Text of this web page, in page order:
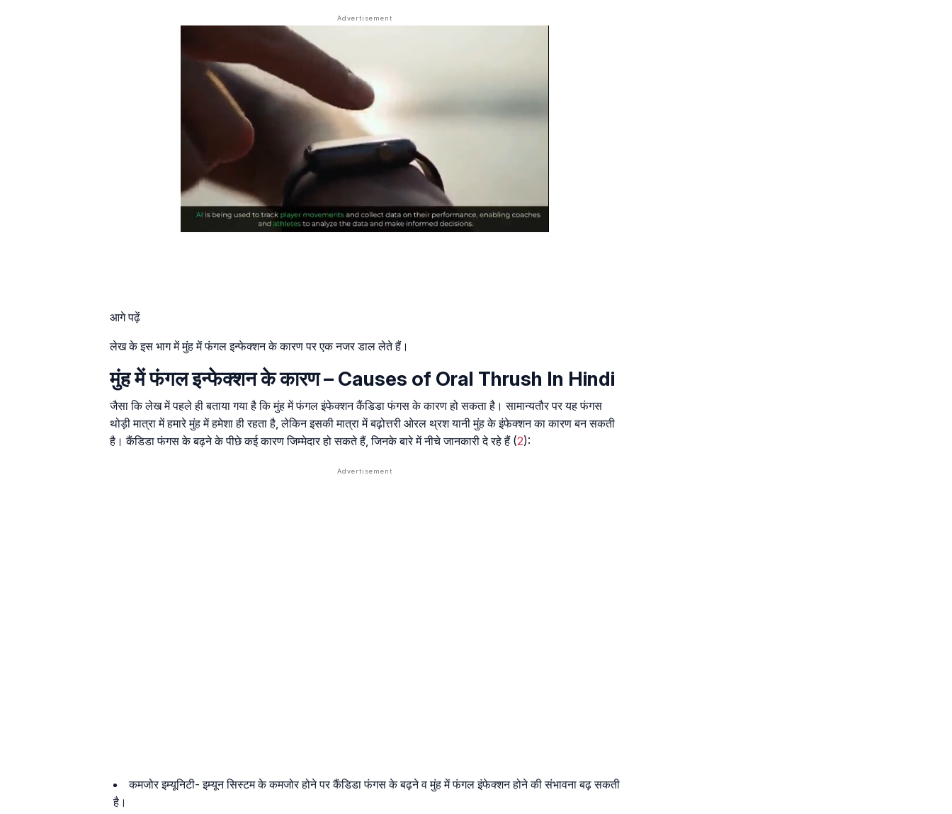
आगे पढ़ें
लेख के इस भाग में मुंह में फंगल इन्फेक्शन के कारण पर एक नजर डाल लेते हैं।
मुंह में फंगल इन्फेक्शन के कारण – Causes of Oral Thrush In Hindi
जैसा कि लेख में पहले ही बताया गया है कि मुंह में फंगल इंफेक्शन कैंडिडा फंगस के कारण हो सकता है। सामान्यतौर पर यह फंगस
थोड़ी मात्रा में हमारे मुंह में हमेशा ही रहता है, लेकिन इसकी मात्रा में बढ़ोत्तरी ओरल थ्रश यानी मुंह के इंफेक्शन का कारण बन सकती
है। कैंडिडा फंगस के बढ़ने के पीछे कई कारण जिम्मेदार हो सकते हैं, जिनके बारे में नीचे जानकारी दे रहे हैं (2):
कमजोर इम्यूनिटी- इम्यून सिस्टम के कमजोर होने पर कैंडिडा फंगस के बढ़ने व मुंह में फंगल इंफेक्शन होने की संभावना बढ़ सकती
है।